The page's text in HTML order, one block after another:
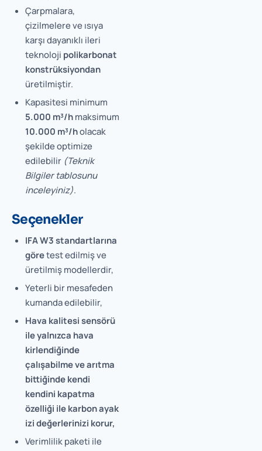
Çarpmalara,
çizilmelere ve ısıya
karşı dayanıklı ileri
teknoloji polikarbonat
konstrüksiyondan
üretilmiştir.
Kapasitesi minimum
5.000 m³/hmaksimum
10.000 m³/holacak
şekilde optimize
edilebilir (Teknik
Bilgiler tablosunu
inceleyiniz).
Seçenekler
IFA W3 standartlarına
göretest edilmiş ve
üretilmiş modellerdir,
Yeterli bir mesafeden
kumanda edilebilir,
Hava kalitesi sensörü
ile yalnızca hava
kirlendiğinde
çalışabilme ve arıtma
bittiğinde kendi
kendini kapatma
özelliği ile karbon ayak
izi değerlerinizi korur,
Verimlilik paketi ile